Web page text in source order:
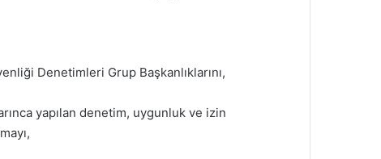
Denetimleri Grup Başkanlıklarını,
yapılan denetim, uygunluk ve izin